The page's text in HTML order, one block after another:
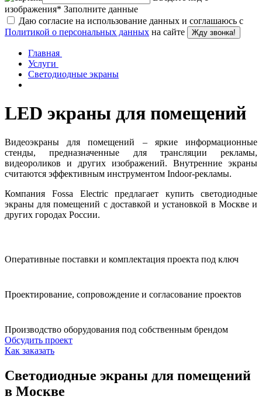
изображения* Заполните данные
Даю согласие на использование данных и соглашаюсь с
Политикой о персональных данных на сайте Жду звонка!
Главная
Услуги
Светодиодные экраны
LED экраны для помещений
Видеоэкраны для помещений – яркие информационные
стенды, предназначенные для трансляции рекламы,
видеороликов и других изображений. Внутренние экраны
считаются эффективным инструментом Indoor-рекламы.
Компания Fossa Electric предлагает купить светодиодные
экраны для помещений с доставкой и установкой в Москве и
других городах России.
Оперативные поставки и комплектация проекта под ключ
Проектирование, сопровождение и согласование проектов
Производство оборудования под собственным брендом
Обсудить проект
Как заказать
Светодиодные экраны для помещений
в Москве